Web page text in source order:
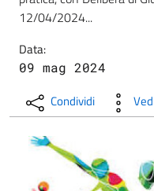
12/04/2024...
Data:
09 mag 2024
Condividi